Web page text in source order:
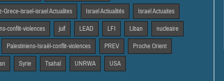
Grece-israel-israel Actualites Israel Actiualités Israel Actuaites
conflit-violences juif LEAD LFI Liban nucleaire
Palestiniens-Israël-conflit-violences PREV Proche Orient
Syrie Tsahal UNRWA USA